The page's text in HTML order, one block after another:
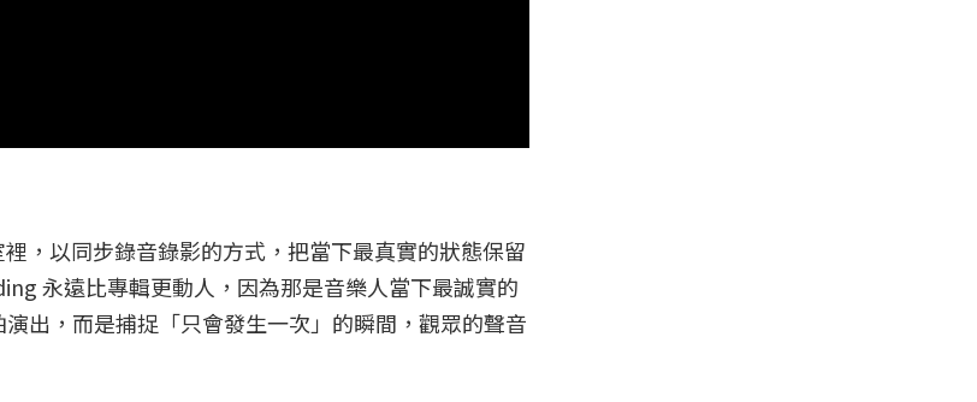
，以同步錄音錄影的方式，把當下最真實的狀態保留
永遠比專輯更動人，因為那是音樂人當下最誠實的
出，而是捕捉「只會發生一次」的瞬間，觀眾的聲音